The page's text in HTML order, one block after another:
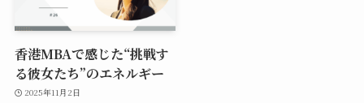
香港MBAで感じた“挑戦す
る彼女たち”のエネルギー
2025年11月2日